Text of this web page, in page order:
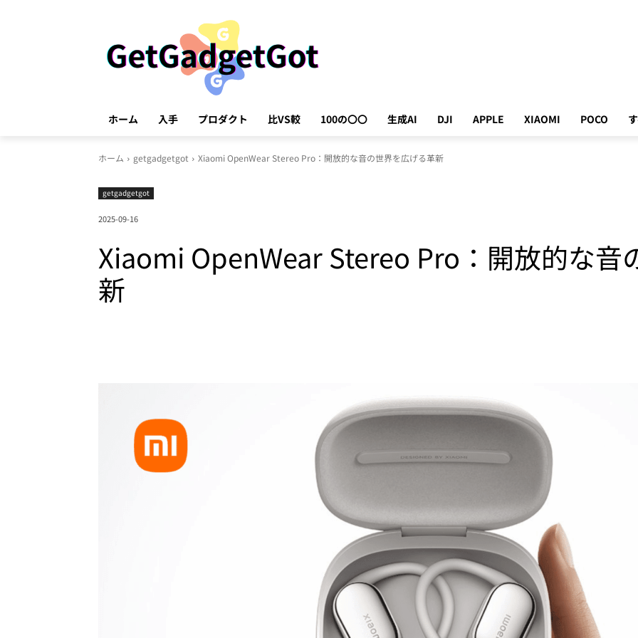
ホーム 入手 プロダクト 比VS較 100の〇〇 生成AI DJI APPLE XIAOMI POCO
ホーム getgadgetgot Xiaomi OpenWear Stereo Pro：開放的な音の世界を広げる革新
getgadgetgot
2025-09-16
Xiaomi OpenWear Stereo Pro：開放的な音
新